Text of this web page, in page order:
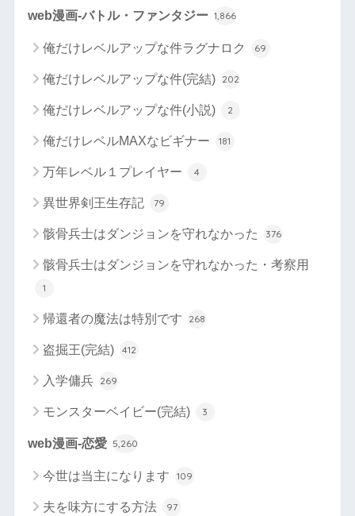
web漫画-バトル・ファンタジー 1,866
俺だけレベルアップな件ラグナロク 69
俺だけレベルアップな件(完結) 202
俺だけレベルアップな件(小説) 2
俺だけレベルMAXなビギナー 181
万年レベル１プレイヤー 4
異世界剣王生存記 79
骸骨兵士はダンジョンを守れなかった 376
骸骨兵士はダンジョンを守れなかった・考察用
1
帰還者の魔法は特別です 268
盗掘王(完結) 412
入学傭兵 269
モンスターベイビー(完結) 3
web漫画-恋愛 5,260
今世は当主になります 109
夫を味方にする方法 97